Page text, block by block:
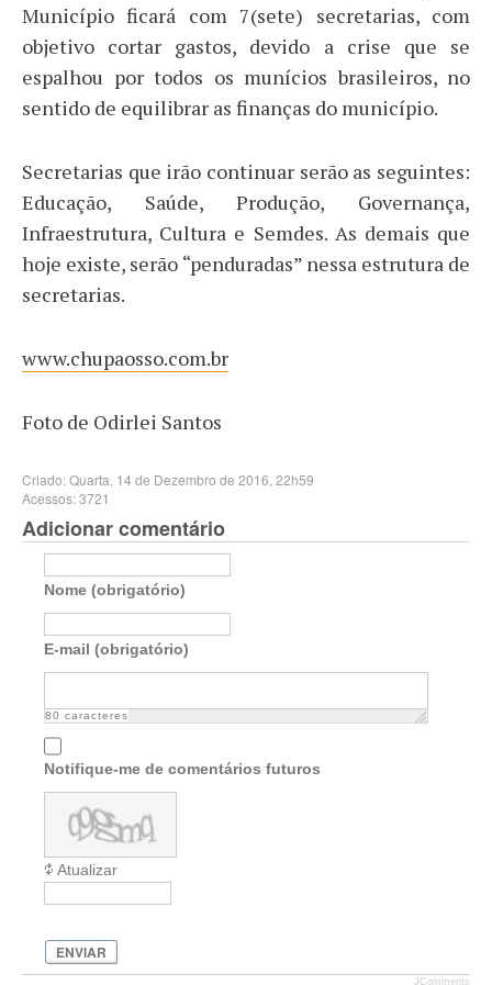
Município ficará com 7(sete) secretarias, com
objetivo cortar gastos, devido a crise que se
espalhou por todos os munícios brasileiros, no
sentido de equilibrar as finanças do município.
Secretarias que irão continuar serão as seguintes:
Educação, Saúde, Produção, Governança,
Infraestrutura, Cultura e Semdes. As demais que
hoje existe, serão “penduradas” nessa estrutura de
secretarias.
www.chupaosso.com.br
Foto de Odirlei Santos
Criado: Quarta, 14 de Dezembro de 2016, 22h59
Acessos: 3721
Adicionar comentário
Nome (obrigatório)
E-mail (obrigatório)
80 caracteres
Notifique-me de comentários futuros
Atualizar
ENVIAR
JComments